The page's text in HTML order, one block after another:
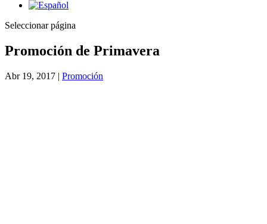
Seleccionar página
Promoción de Primavera
Abr 19, 2017 | Promoción